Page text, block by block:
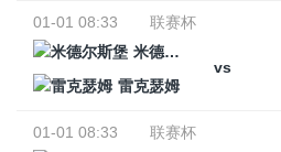
01-01 08:33
联赛杯
米德尔斯堡
vs
雷克瑟姆
01-01 08:33
联赛杯